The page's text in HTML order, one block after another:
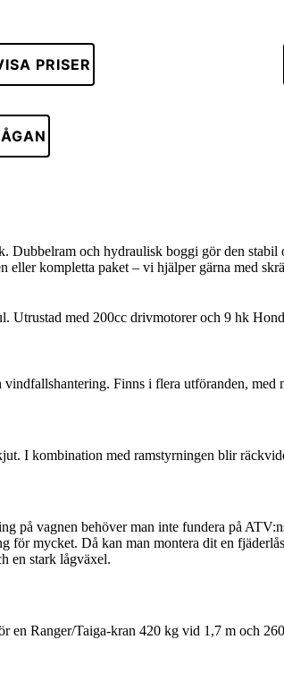
PRISER
och hydraulisk boggi gör den
kompletta paket – vi hjälper gärna med
med 200cc drivmotorer och 9 hk
Finns i flera utföranden, med
I kombination med ramstyrningen blir
på vagnen behöver man inte fundera på
för mycket. Då kan man montera dit en
en stark lågväxel.
Ranger/Taiga-kran 420 kg vid 1,7 m och